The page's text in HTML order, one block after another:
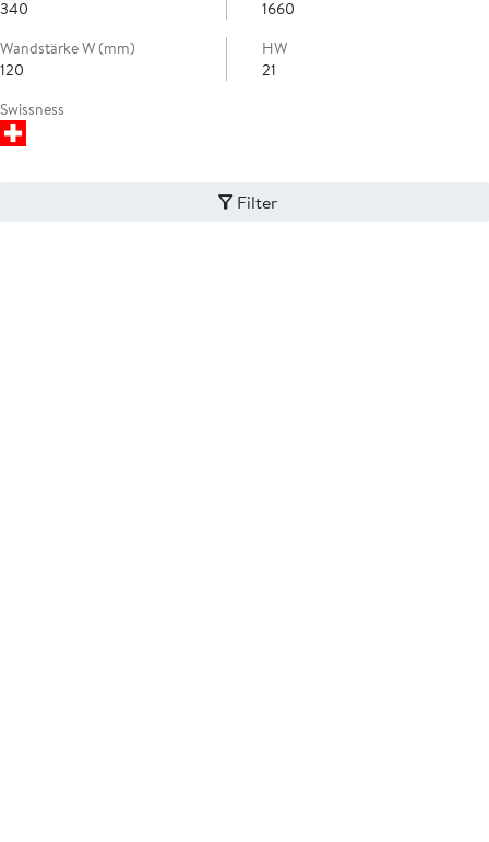
340
1660
Wandstärke W (mm)
120
HW
21
Swissness
Filter